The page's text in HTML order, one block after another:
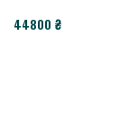
₴